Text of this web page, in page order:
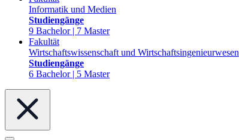
Informatik und Medien
Studiengänge
9 Bachelor | 7 Master
Fakultät
Wirtschaftswissenschaft und Wirtschaftsingenieurwesen
Studiengänge
6 Bachelor | 5 Master